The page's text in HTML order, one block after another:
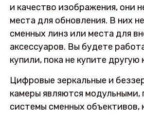
и качество изображения, они
места для обновления. В них
сменных линз или места для
аксессуаров. Вы будете
купили, пока не купите другую
Цифровые зеркальные и
камеры являются модульными,
системы сменных объективов,